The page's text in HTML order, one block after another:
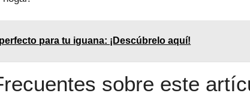
para tu iguana: ¡Descúbrelo aquí!
sobre este